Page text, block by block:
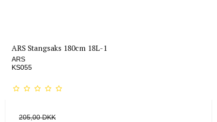
ARS Stangsaks 180cm 18L-1
ARS
KS055
205,00 DKK